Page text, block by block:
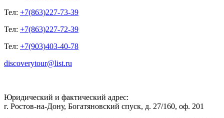
Тел: +7(863)227-73-39
Тел: +7(863)227-72-39
Тел: +7(903)403-40-78
discoverytour@list.ru
Юридический и фактический адрес:
г. Ростов-на-Дону, Богатяновский спуск, д. 27/160, оф. 201